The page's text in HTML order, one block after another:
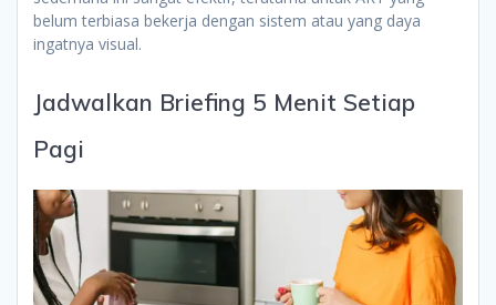
belum terbiasa bekerja dengan sistem atau yang daya
ingatnya visual.
Jadwalkan Briefing 5 Menit Setiap
Pagi